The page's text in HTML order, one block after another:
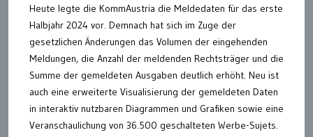
Heute legte die KommAustria die Meldedaten für das erste
Halbjahr 2024 vor. Demnach hat sich im Zuge der
gesetzlichen Änderungen das Volumen der eingehenden
Meldungen, die Anzahl der meldenden Rechtsträger und die
Summe der gemeldeten Ausgaben deutlich erhöht. Neu ist
auch eine erweiterte Visualisierung der gemeldeten Daten
in interaktiv nutzbaren Diagrammen und Grafiken sowie eine
Veranschaulichung von 36.500 geschalteten Werbe-Sujets.